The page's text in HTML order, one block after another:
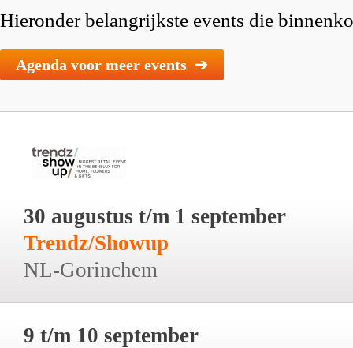
Hieronder belangrijkste events die
Agenda voor meer events ➔
30 augustus t/m 1 september
Trendz/Showup
NL-Gorinchem
9 t/m 10 september